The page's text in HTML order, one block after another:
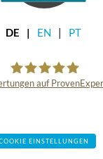
DE EN PT
auf
EINSTELLUNGEN